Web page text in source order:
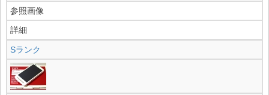
参照画像
詳細
Sランク